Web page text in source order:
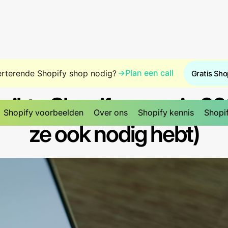
Shopify shop nodig? →Plan een call Gratis
Shopify voorbeelden Over ons Shopify kennis
Blog 12 mei 2026
Shopify-apps in
ze ook nodig hebt)